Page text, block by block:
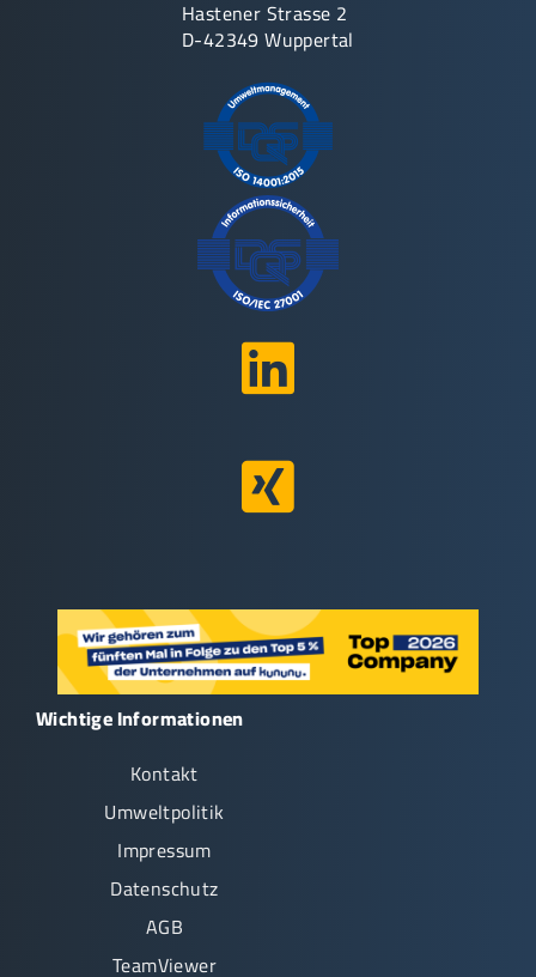
Hastener Strasse 2
D-42349 Wuppertal
Wichtige Informationen
Kontakt
Umweltpolitik
Impressum
Datenschutz
AGB
TeamViewer